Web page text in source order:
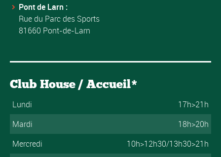
Pont de Larn :
Rue du Parc des Sports
81660 Pont-de-Larn
Club House / Accueil*
Lundi
17h>21h
Mardi
18h>20h
Mercredi
10h>12h30/13h30>21h